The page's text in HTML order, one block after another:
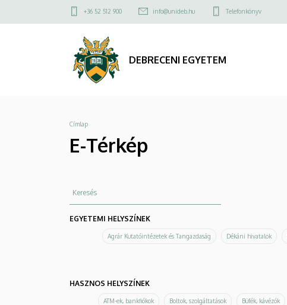
DEBRECENI
a
Felső
menü
+36 52 512 900 info@unideb.hu Telefonkönyv
DEBRECENI EGYETEM
Morzsa
Címlap
E-Térkép
Keresés
EGYETEMI HELYSZÍNEK
Agrár Kutatóintézetek és Tangazdaság Dékáni hivatalok
HASZNOS HELYSZÍNEK
ATM-ek, bankfiókok Boltok, szolgáltatások Büfék, kávézók